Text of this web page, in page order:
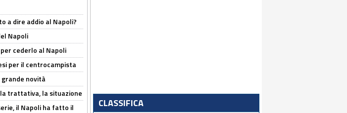
a dire addio al Napoli?
Napoli
cederlo al Napoli
per il centrocampista
grande novità
trattativa, la situazione
il Napoli ha fatto il
CLASSIFICA